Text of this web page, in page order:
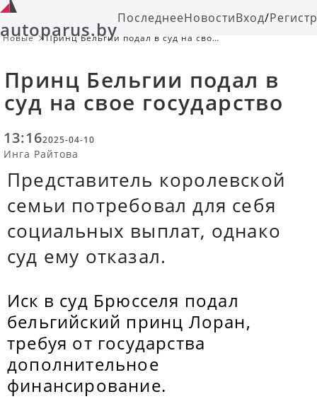
autoparus.byПоследнееНовостиВход/
Новые
Принц Бельгии подал в суд на свое
Принц Бельгии подал в
суд на свое государство
13:162025-04-10
Инга Райтова
Представитель королевской
семьи потребовал для себя
социальных выплат, однако
суд ему отказал.
Иск в суд Брюсселя подал
бельгийский принц Лоран,
требуя от государства
дополнительное
финансирование.